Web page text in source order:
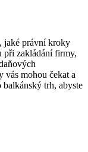
jaké právní kroky
při zakládání firmy,
vás mohou čekat a
trh, abyste